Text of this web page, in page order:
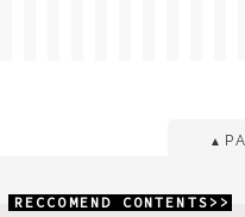
▲
RECCOMEND CONTENTS>>